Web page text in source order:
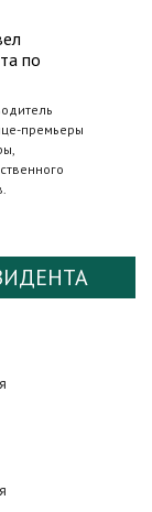
по
премьеры